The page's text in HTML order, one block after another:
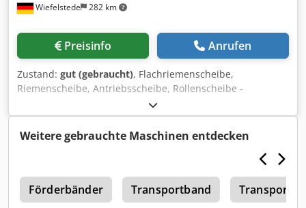
Wiefelstede 282 km
Preisinfo Anrufen
Zustand: gut (gebraucht), Flachriemenscheibe,
Riemenscheibe, Antriebsscheibe, Rollenscheibe -
Riemenscheibe: Flachriemenrollen 7 Stück -Breite 70 mm -
Aufnahme: Ø 18 mm Cedpswuzk Hefx Am Tsha -Maße:
siehe Fotos -Abgabe/Preis: komplett -Abmessung Kasten:
430/210/H115 mm -Gewicht: 11 kg
Weitere gebrauchte Maschinen entdecken
Förderbänder Transportband